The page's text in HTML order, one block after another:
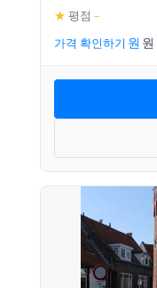
★ 평점 –
가격 확인하기